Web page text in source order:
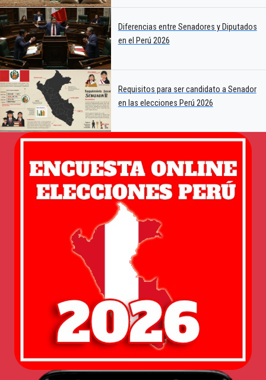
Diferencias entre Senadores y Diputados
en el Perú 2026
Requisitos para ser candidato a Senador
en las elecciones Perú 2026